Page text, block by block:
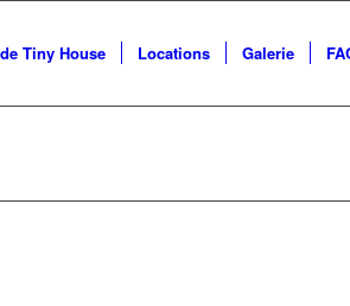
Tiny House Locations Galerie